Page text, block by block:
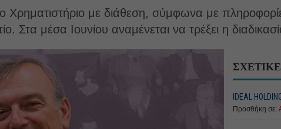
Χρηματιστήριο με διάθεση, σύμφωνα με
Στα μέσα Ιουνίου αναμένεται να τρέξει η
IDEAL
Προσθήκη σε: